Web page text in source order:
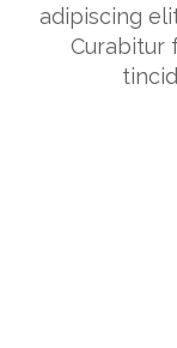
adipiscing
Curabitur